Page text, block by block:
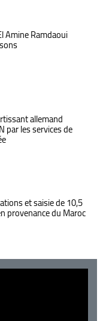
Amine Ramdaoui
allemand
par les services de
et saisie de 10,5
provenance du Maroc